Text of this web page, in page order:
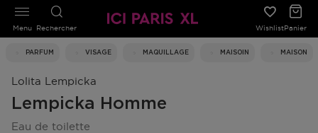
Rechercher WishlistPanier
PARFUM VISAGE MAQUILLAGE MAISOIN MAISON
Menu
Lolita Lempicka
Lempicka Homme
eau de toilette